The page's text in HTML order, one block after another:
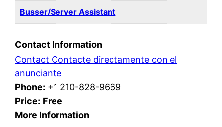
Busser/Server Assistant
Contact Information
Contact Contacte directamente con el
anunciante
Phone: +1 210-828-9669
Price: Free
More Information